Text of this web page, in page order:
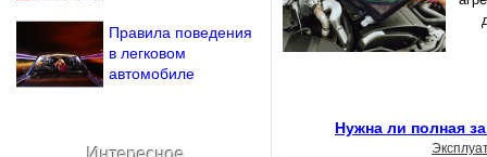
Нужна ли полная
Правила поведения
в легковом
автомобиле